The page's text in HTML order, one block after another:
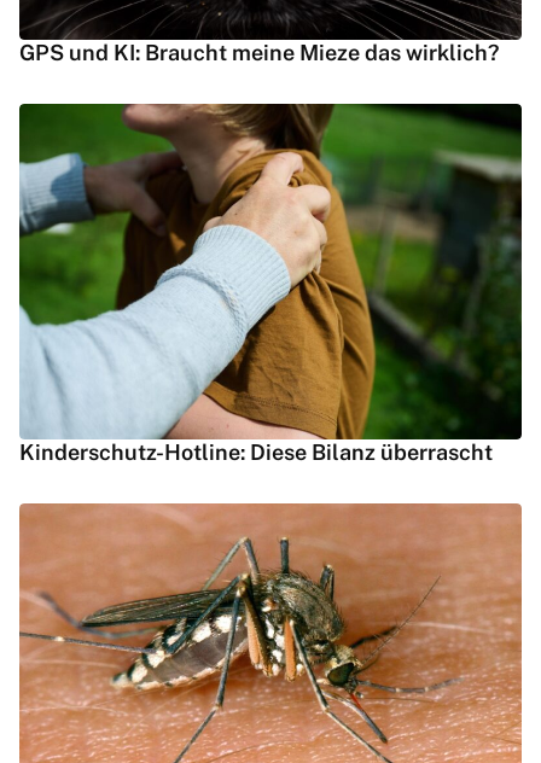
GPS und KI: Braucht meine Mieze das wirklich?
Kinderschutz-Hotline: Diese Bilanz überrascht